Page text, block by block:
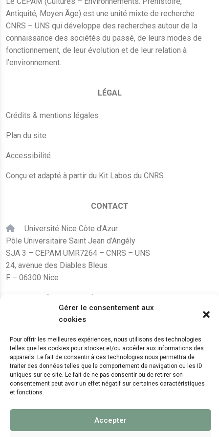
Gérer le consentement aux
cookies
Pour offrir les meilleures expériences, nous utilisons des technologies
telles que les cookies pour stocker et/ou accéder aux informations des
appareils. Le fait de consentir à ces technologies nous permettra de
traiter des données telles que le comportement de navigation ou les ID
uniques sur ce site. Le fait de ne pas consentir ou de retirer son
consentement peut avoir un effet négatif sur certaines caractéristiques
et fonctions.
Accepter
Antiquité, Moyen Âge) est une unité mixte de recherche
CNRS – UNS qui développe des recherches autour de la
connaissance des sociétés du passé, de leurs modes de
fonctionnement, de leur évolution et de leur relation à
l’environnement.
LÉGAL
Crédits & mentions légales
Plan du site
Accessibilité
Conçu et adapté à partir du Kit Labos du CNRS
CONTACT
Université Nice Côte d'Azur
Pôle Universitaire Saint Jean d’Angély
SJA 3 – CEPAM UMR7264 – CNRS – UNS
24, avenue des Diables Bleus
F – 06300 Nice
karine.fleurot@cnrs.fr
+33 (0)4 89 15 24 08
LE CEPAM EST HÉBERGÉ PAR
© 2024 Copyright:CEPAM UMR7264, CNRS, CNRS